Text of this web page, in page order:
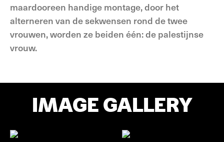
maardooreen handige montage, door het
alterneren van de sekwensen rond de twee
vrouwen, worden ze beiden één: de palestijnse
vrouw.
IMAGE GALLERY